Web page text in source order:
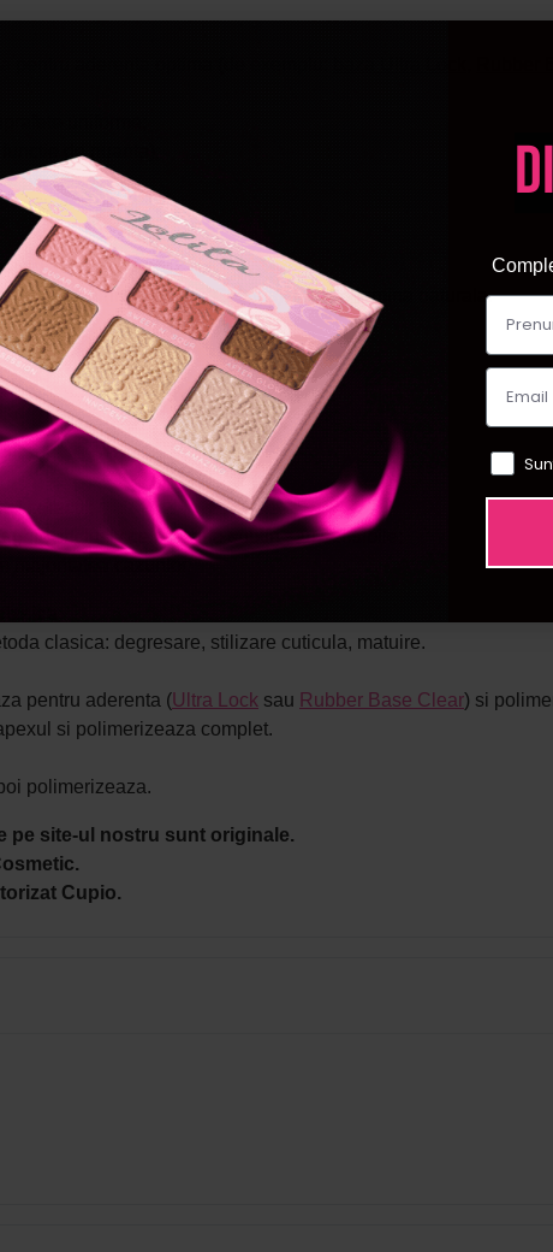
pentru aderenta optima (de exemplu:
uniforme;
de nuanta);
prezent;
poate cauza alergii;
(intre 15–25°Celsius), ferit de lumina naturala.
corectii;
inclusiv celor foarte subtiri sau sensibile;
cazurilor.
clasica: degresare, stilizare cuticula, matuire.
pentru aderenta (Ultra Lock sau Rubber Base Clear) si
si polimerizeaza complet.
polimerizeaza.
pe site-ul nostru sunt originale.
Cupio.